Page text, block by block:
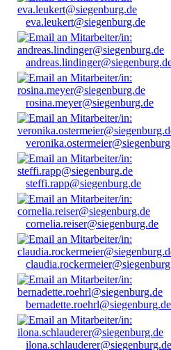
eva.leukert@siegenburg.de
rosina.meyer@siegenburg.de
steffi.rapp@siegenburg.de
cornelia.reiser@siegenburg.de
bernadette.roehrl@siegenburg.de
ilona.schlauderer@siegenburg.de